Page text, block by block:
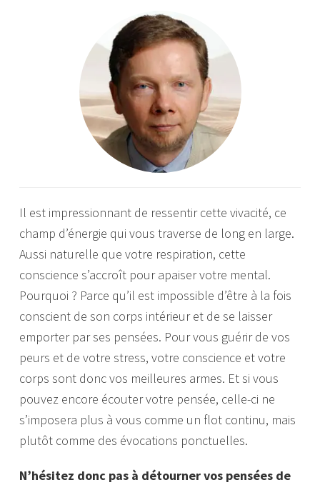
Il est impressionnant de ressentir cette vivacité, ce
champ d’énergie qui vous traverse de long en large.
Aussi naturelle que votre respiration, cette
conscience s’accroît pour apaiser votre mental.
Pourquoi ? Parce qu’il est impossible d’être à la fois
conscient de son corps intérieur et de se laisser
emporter par ses pensées. Pour vous guérir de vos
peurs et de votre stress, votre conscience et votre
corps sont donc vos meilleures armes. Et si vous
pouvez encore écouter votre pensée, celle-ci ne
s’imposera plus à vous comme un flot continu, mais
plutôt comme des évocations ponctuelles.
N’hésitez donc pas à détourner vos pensées de